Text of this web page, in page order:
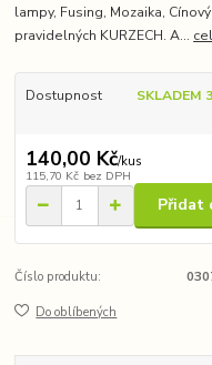
lampy, Fusing, Mozaika,
pravidelných KURZECH. A...
Dostupnost SKLADEM
140,00 Kč/kus
115,70 Kč bez DPH
Přidat
Číslo produktu:
Do oblíbených